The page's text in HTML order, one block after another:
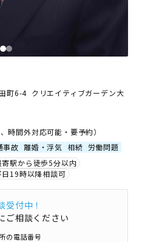
町6-4 クリエイティブガーデン大
時間外対応可能・要予約）
事故 離婚・浮気 相続 労働問題
寄駅から徒歩5分以内
日19時以降相談可
受付中！
ご相談ください
の電話番号